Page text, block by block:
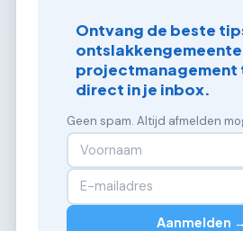
Ontvang de beste
ontslakkengemeente
projectmanagement
direct in je inbox.
Geen spam. Altijd afmelden
Aanmelden →